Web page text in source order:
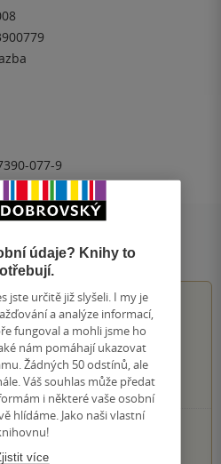
077-9
čtenářů
z5
čtenářů
5 hvězdiček
4 hvězdičky
údaje? Knihy to
jste určitě již slyšeli. I my je
a analýze informací,
fungoval a mohli jsme ho
nám pomáhají ukazovat
Žádných 50 odstínů, ale
Váš souhlas může předat
i některé vaše osobní
hlídáme. Jako naši vlastní
více